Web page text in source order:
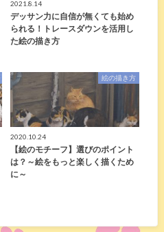
2021.8.14
デッサン力に自信が無くても始め
られる！トレースダウンを活用し
た絵の描き方
絵の描き方
2020.10.24
【絵のモチーフ】選びのポイント
は？～絵をもっと楽しく描くため
に～